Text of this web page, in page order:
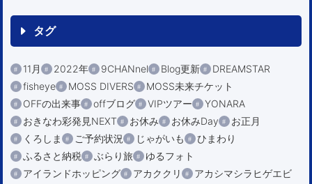
タグ
11月 2022年 9CHANnel Blog更新
DREAMSTAR
fisheye
MOSS DIVERS
MOSS未来チケット
OFFの出来事
offブログ VIPツアー
YONARA
おきなわ彩発見NEXT
お休み お休みDay
お正月
くろしま
ご予約状況 じゃがいも
ひまわり
ふるさと納税
ぶらり旅
ゆるフォト
アイランドホッピング
アカククリ
アカシマシラヒゲエビ